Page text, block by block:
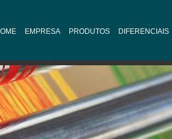
EMPRESA PRODUTOS DIFERENCIAIS